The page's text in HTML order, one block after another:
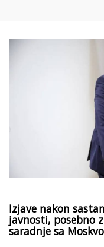
Izjave nakon
javnosti, posebno
saradnje sa